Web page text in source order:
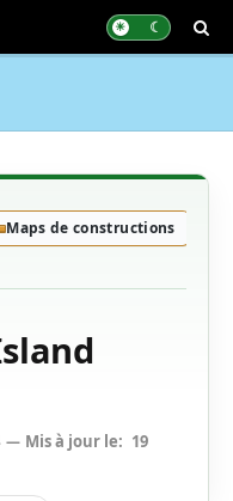
Maps de constructions
Mis à jour le: 19